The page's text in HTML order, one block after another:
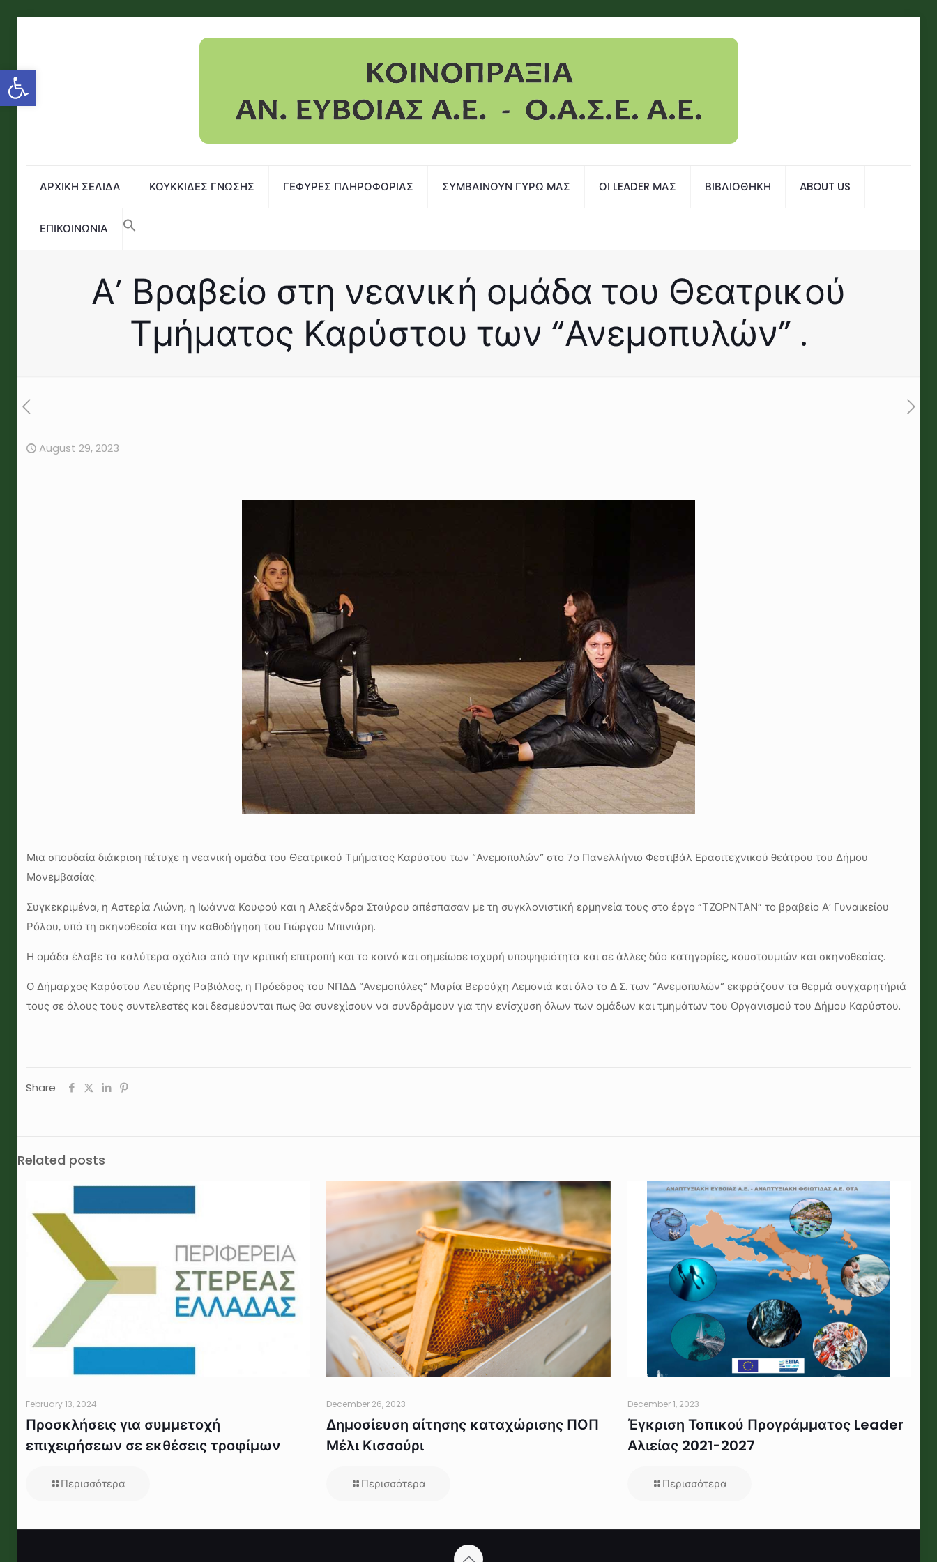
Open toolbar
ΑΡΧΙΚΗ ΣΕΛΙΔΑ ΚΟΥΚΚΙΔΕΣ ΓΝΩΣΗΣ ΓΕΦΥΡΕΣ ΠΛΗΡΟΦΟΡΙΑΣ ΣΥΜΒΑΙΝΟΥΝ ΓΥΡΩ ΜΑΣ ΟΙ LEADER ΜΑΣ ΒΙΒΛΙΟΘΗΚΗ ABOUT US
ΕΠΙΚΟΙΝΩΝΙΑ
Α’ Βραβείο στη νεανική ομάδα του Θεατρικού
Τμήματος Καρύστου των “Ανεμοπυλών” .
August 29, 2023
Μια σπουδαία διάκριση πέτυχε η νεανική ομάδα του Θεατρικού Τμήματος Καρύστου των “Ανεμοπυλών” στο 7ο Πανελλήνιο Φεστιβάλ Ερασιτεχνικού θεάτρου του Δήμου
Μονεμβασίας.
Συγκεκριμένα, η Αστερία Λιώνη, η Ιωάννα Κουφού και η Αλεξάνδρα Σταύρου απέσπασαν με τη συγκλονιστική ερμηνεία τους στο έργο “ΤΖΟΡΝΤΑΝ” το βραβείο Α’ Γυναικείου
Ρόλου, υπό τη σκηνοθεσία και την καθοδήγηση του Γιώργου Μπινιάρη.
Η ομάδα έλαβε τα καλύτερα σχόλια από την κριτική επιτροπή και το κοινό και σημείωσε ισχυρή υποψηφιότητα και σε άλλες δύο κατηγορίες, κουστουμιών και σκηνοθεσίας.
Ο Δήμαρχος Καρύστου Λευτέρης Ραβιόλος, η Πρόεδρος του ΝΠΔΔ “Ανεμοπύλες” Μαρία Βερούχη Λεμονιά και όλο το Δ.Σ. των “Ανεμοπυλών” εκφράζουν τα θερμά συγχαρητήριά
τους σε όλους τους συντελεστές και δεσμεύονται πως θα συνεχίσουν να συνδράμουν για την ενίσχυση όλων των ομάδων και τμημάτων του Οργανισμού του Δήμου Καρύστου.
Share
Related posts
February 13, 2024
Προσκλήσεις για συμμετοχή
επιχειρήσεων σε εκθέσεις τροφίμων
Περισσότερα
December 26, 2023
Δημοσίευση αίτησης καταχώρισης ΠΟΠ
Μέλι Κισσούρι
Περισσότερα
December 1, 2023
Έγκριση Τοπικού Προγράμματος Leader
Αλιείας 2021-2027
Περισσότερα